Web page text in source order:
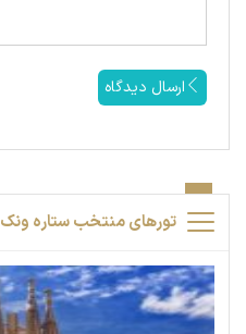
ارسال دیدگاه
تورهای منتخب ستاره ونک